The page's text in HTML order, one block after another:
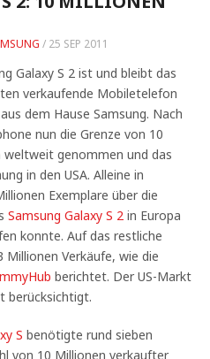
/ 25 SEP 2011
Galaxy S 2 ist und bleibt das
verkaufende Mobiletelefon
dem Hause Samsung. Nach
nun die Grenze von 10
genommen und das
in den USA. Alleine in
Exemplare über die
Samsung Galaxy S 2in Europa
konnte. Auf das restliche
Millionen Verkäufe, wie die
berichtet. Der US-Markt
berücksichtigt.
S benötigte rund sieben
von 10 Millionen verkaufter